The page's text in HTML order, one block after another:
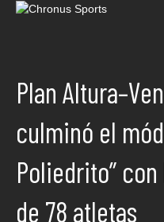
Plan
culminó el
Poliedrito”
de 78 atletas